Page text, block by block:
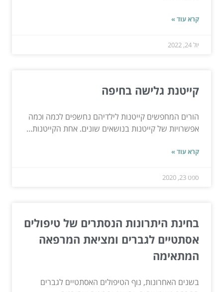
קרא עוד »
יול 24, 2022
קייטנת גלישה בחיפה
הורים המחפשים קייטנות לילדיהם נחשפים לכמה וכמה
אפשרויות של קייטנות בנושאים שונים. אחת הקייטנות...
קרא עוד »
ספט 23, 2020
בחינת היתרונות הנסתרים של טיפולים
אסתטיים לגברים ומציאת המרפאה
המתאימה
בשנים האחרונות, נוף הטיפולים האסתטיים לגברים